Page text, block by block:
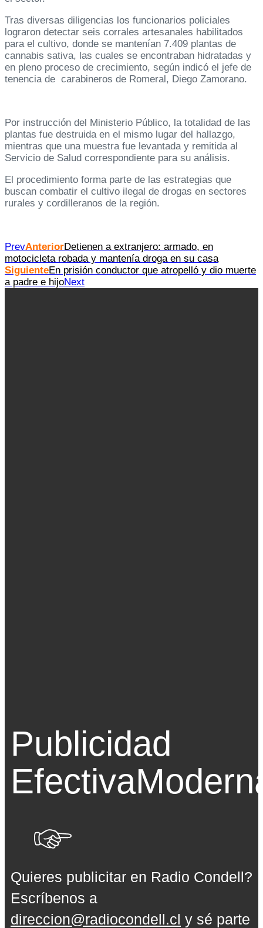
Tras diversas diligencias los funcionarios policiales
lograron detectar seis corrales artesanales habilitados
para el cultivo, donde se mantenían 7.409 plantas de
cannabis sativa, las cuales se encontraban hidratadas y
en pleno proceso de crecimiento, según indicó el jefe de
tenencia de carabineros de Romeral, Diego Zamorano.
Por instrucción del Ministerio Público, la totalidad de las
plantas fue destruida en el mismo lugar del hallazgo,
mientras que una muestra fue levantada y remitida al
Servicio de Salud correspondiente para su análisis.
El procedimiento forma parte de las estrategias que
buscan combatir el cultivo ilegal de drogas en sectores
rurales y cordilleranos de la región.
PrevAnteriorDetienen a extranjero: armado, en
motocicleta robada y mantenía droga en su casa
SiguienteEn prisión conductor que atropelló y dio muerte
a padre e hijoNext
Publicidad
Efectiva
Quieres publicitar en Radio Condell?
Escríbenos a
direccion@radiocondell.cl y sé parte